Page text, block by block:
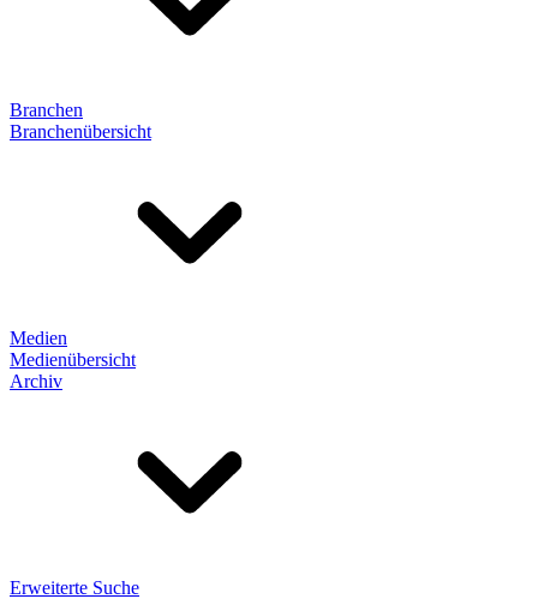
Branchen
Branchenübersicht
Medien
Medienübersicht
Archiv
Erweiterte Suche